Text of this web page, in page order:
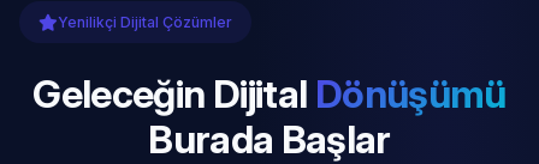
Yenilikçi Dijital Çözümler
Geleceğin Dijital Dönüşümü
Burada Başlar